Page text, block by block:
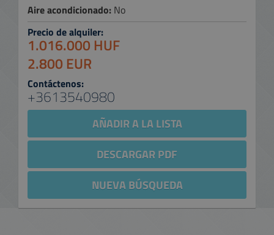
Aire acondicionado: No
Precio de alquiler:
1.016.000 HUF
2.800 EUR
Contáctenos:
+3613540980
AÑADIR A LA LISTA
DESCARGAR PDF
NUEVA BÚSQUEDA